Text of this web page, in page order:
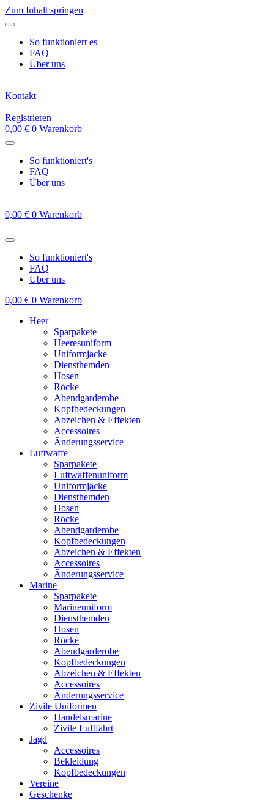
Zum Inhalt springen
So funktioniert es
FAQ
Über uns
Kontakt
Registrieren
0,00 € 0 Warenkorb
So funktioniert's
FAQ
Über uns
0,00 € 0 Warenkorb
So funktioniert's
FAQ
Über uns
0,00 € 0 Warenkorb
Heer
Sparpakete
Heeresuniform
Uniformjacke
Diensthemden
Hosen
Röcke
Abendgarderobe
Kopfbedeckungen
Abzeichen & Effekten
Accessoires
Änderungsservice
Luftwaffe
Sparpakete
Luftwaffenuniform
Uniformjacke
Diensthemden
Hosen
Röcke
Abendgarderobe
Kopfbedeckungen
Abzeichen & Effekten
Accessoires
Änderungsservice
Marine
Sparpakete
Marineuniform
Diensthemden
Hosen
Röcke
Abendgarderobe
Kopfbedeckungen
Abzeichen & Effekten
Accessoires
Änderungsservice
Zivile Uniformen
Handelsmarine
Zivile Luftfahrt
Jagd
Accessoires
Bekleidung
Kopfbedeckungen
Vereine
Geschenke